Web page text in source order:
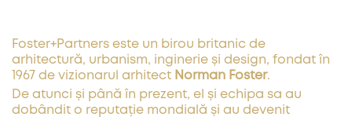
Foster+Partners este un birou britanic de
arhitectură, urbanism, inginerie și design, fondat în
1967 de vizionarul arhitect Norman Foster.
De atunci și până în prezent, el și echipa sa au
dobândit o reputație mondială și au devenit